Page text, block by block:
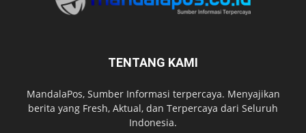
TENTANG KAMI
MandalaPos, Sumber Informasi terpercaya. Menyajikan
berita yang Fresh, Aktual, dan Terpercaya dari Seluruh
Indonesia.